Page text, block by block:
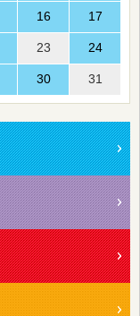
16 17
23 24
30 31